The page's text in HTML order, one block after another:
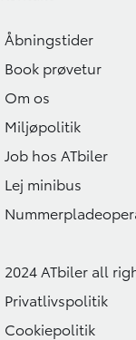
Åbningstider
Book prøvetur
Om os
Miljøpolitik
Job hos ATbiler
Lej minibus
2024 ATbiler all
Privatlivspolitik
Cookiepolitik